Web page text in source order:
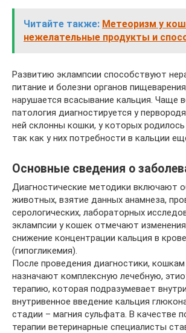
Читайте также: Метеоризм у
нежелательные продукты и
Развитию эклампсии способствуют
питание и болезни органов
нарушается всасывание кальция. Чаще
патология диагностируется у
ней склонны кошки, у которых
так как у них потребности в кальции
Основные сведения о
Диагностические методики включают
животных, взятие данных анамнеза,
серологических, лабораторных
эклампсии у кошек отмечают
снижение концентрации кальция в
(гипогликемия).
После проведения диагностики,
назначают комплексную лечебную,
терапию, которая подразумевает
внутривенное введение кальция
стадии – магния сульфата. В качестве
терапии ветеринарные специалисты